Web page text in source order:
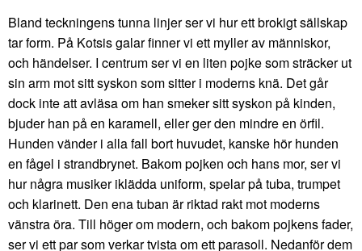
Bland teckningens tunna linjer ser vi hur ett brokigt sällskap
tar form. På Kotsis galar finner vi ett myller av människor,
och händelser. I centrum ser vi en liten pojke som sträcker ut
sin arm mot sitt syskon som sitter i moderns knä. Det går
dock inte att avläsa om han smeker sitt syskon på kinden,
bjuder han på en karamell, eller ger den mindre en örfil.
Hunden vänder i alla fall bort huvudet, kanske hör hunden
en fågel i strandbrynet. Bakom pojken och hans mor, ser vi
hur några musiker iklädda uniform, spelar på tuba, trumpet
och klarinett. Den ena tuban är riktad rakt mot moderns
vänstra öra. Till höger om modern, och bakom pojkens fader,
ser vi ett par som verkar tvista om ett parasoll. Nedanför dem